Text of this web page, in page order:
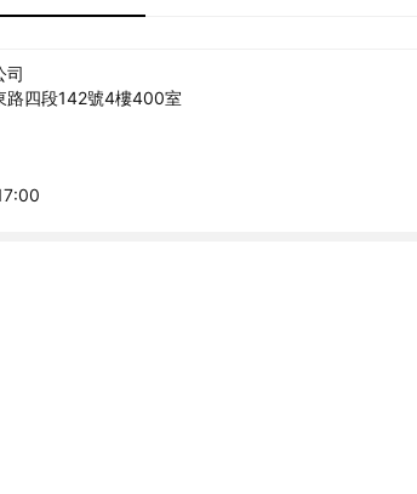
司
路四段142號4樓400室